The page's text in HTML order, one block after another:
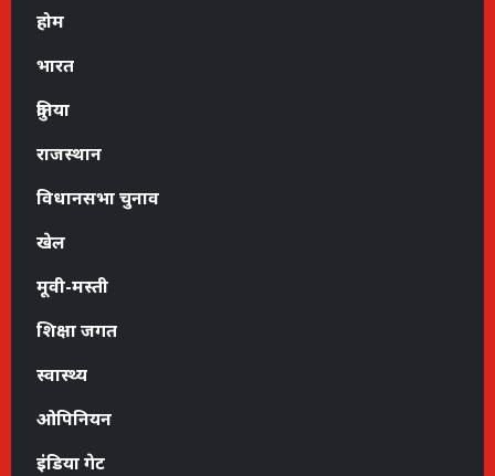
होम
भारत
दुनिया
राजस्थान
विधानसभा चुनाव
खेल
मूवी-मस्ती
शिक्षा जगत
स्वास्थ्य
ओपिनियन
इंडिया गेट